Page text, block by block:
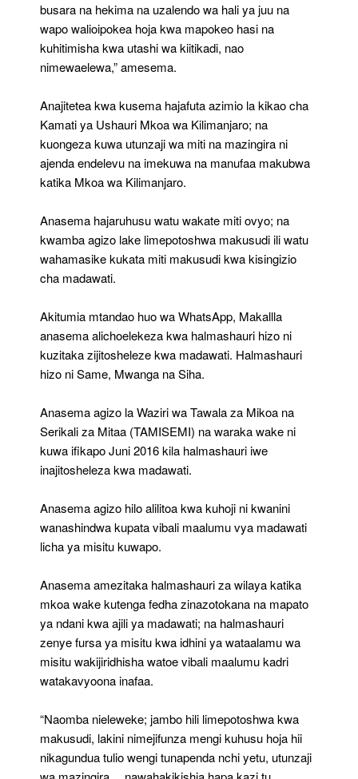
busara na hekima na uzalendo wa hali ya juu na
wapo walioipokea hoja kwa mapokeo hasi na
kuhitimisha kwa utashi wa kiitikadi, nao
nimewaelewa,” amesema.
Anajitetea kwa kusema hajafuta azimio la kikao cha
Kamati ya Ushauri Mkoa wa Kilimanjaro; na
kuongeza kuwa utunzaji wa miti na mazingira ni
ajenda endelevu na imekuwa na manufaa makubwa
katika Mkoa wa Kilimanjaro.
Anasema hajaruhusu watu wakate miti ovyo; na
kwamba agizo lake limepotoshwa makusudi ili watu
wahamasike kukata miti makusudi kwa kisingizio
cha madawati.
Akitumia mtandao huo wa WhatsApp, Makallla
anasema alichoelekeza kwa halmashauri hizo ni
kuzitaka zijitosheleze kwa madawati. Halmashauri
hizo ni Same, Mwanga na Siha.
Anasema agizo la Waziri wa Tawala za Mikoa na
Serikali za Mitaa (TAMISEMI) na waraka wake ni
kuwa ifikapo Juni 2016 kila halmashauri iwe
inajitosheleza kwa madawati.
Anasema agizo hilo alilitoa kwa kuhoji ni kwanini
wanashindwa kupata vibali maalumu vya madawati
licha ya misitu kuwapo.
Anasema amezitaka halmashauri za wilaya katika
mkoa wake kutenga fedha zinazotokana na mapato
ya ndani kwa ajili ya madawati; na halmashauri
zenye fursa ya misitu kwa idhini ya wataalamu wa
misitu wakijiridhisha watoe vibali maalumu kadri
watakavyoona inafaa.
“Naomba nieleweke; jambo hili limepotoshwa kwa
makusudi, lakini nimejifunza mengi kuhusu hoja hii
nikagundua tulio wengi tunapenda nchi yetu, utunzaji